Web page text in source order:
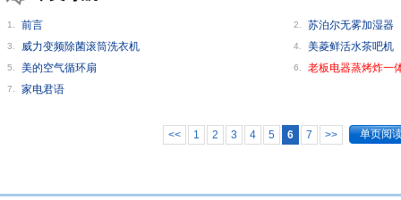
1. 前言 2. 苏泊尔无雾加湿器
3. 威力变频除菌滚筒洗衣机 4. 美菱鲜活水茶吧机
5. 美的空气循环扇 6. 老板电器蒸烤炸一
7. 家电君语
<< 1 2 3 4 5 6 7 >> 单页阅